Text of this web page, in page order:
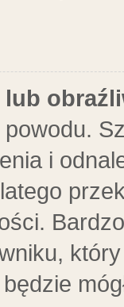
lub
i